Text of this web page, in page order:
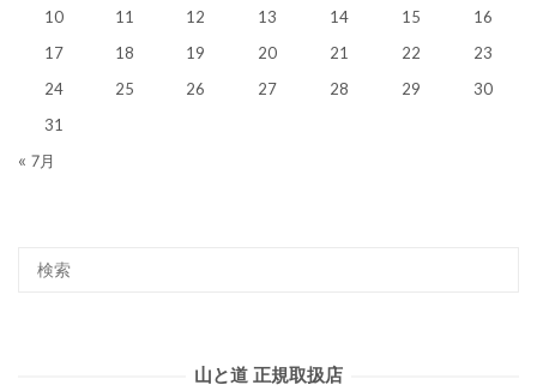
10 11 12 13 14 15
16
17
18 19 20 21 22
23
24
25 26 27 28 29
30
31
« 7月
山と道 正規取扱店